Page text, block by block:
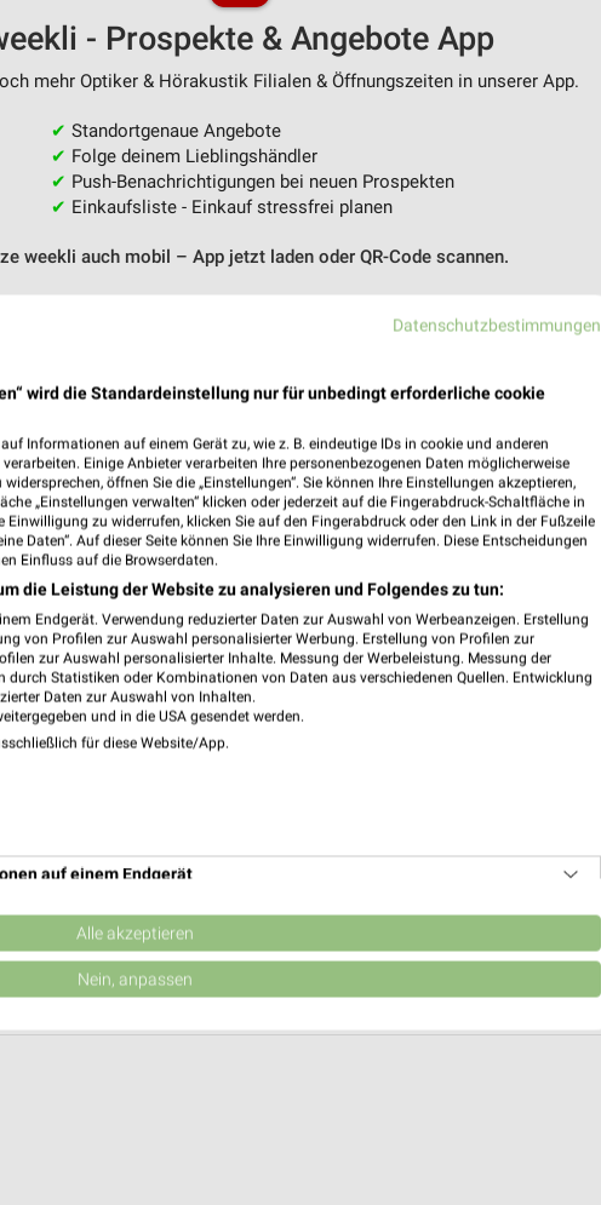
- Prospekte & Angebote App
mehr Optiker & Hörakustik Filialen & Öffnungszeiten in unserer App.
✔ Standortgenaue Angebote
✔ Folge deinem Lieblingshändler
✔ Push-Benachrichtigungen bei neuen Prospekten
✔ Einkaufsliste - Einkauf stressfrei planen
weekli auch mobil – App jetzt laden oder QR-Code scannen.
Uhr |
Uhr | Geöffnet
Datenschutzbestimmungen
wird die Standardeinstellung nur für unbedingt erforderliche cookie
Informationen auf einem Gerät zu, wie z. B. eindeutige IDs in cookie und anderen
Einige Anbieter verarbeiten Ihre personenbezogenen Daten möglicherweise
öffnen Sie die „Einstellungen“. Sie können Ihre Einstellungen akzeptieren,
„Einstellungen verwalten“ klicken oder jederzeit auf die Fingerabdruck-Schaltfläche in
Einwilligung zu widerrufen, klicken Sie auf den Fingerabdruck oder den Link in der Fußzeile
Daten“. Auf dieser Seite können Sie Ihre Einwilligung widerrufen. Diese Entscheidungen
Einfluss auf die Browserdaten.
die Leistung der Website zu analysieren und Folgendes zu tun:
Endgerät. Verwendung reduzierter Daten zur Auswahl von Werbeanzeigen. Erstellung
von Profilen zur Auswahl personalisierter Werbung. Erstellung von Profilen zur
zur Auswahl personalisierter Inhalte. Messung der Werbeleistung. Messung der
Statistiken oder Kombinationen von Daten aus verschiedenen Quellen. Entwicklung
Daten zur Auswahl von Inhalten.
und in die USA gesendet werden.
für diese Website/App.
auf einem Endgerät
von Werbeanzeigen
Werbung
Alle akzeptieren
Nein, anpassen